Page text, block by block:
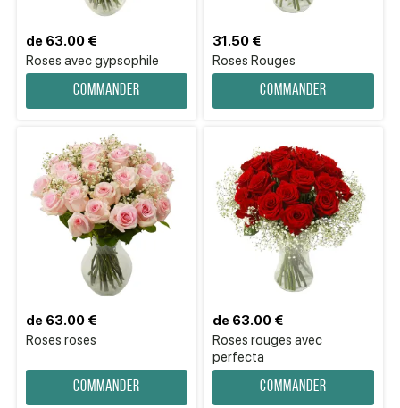
Roses avec gypsophile
de 63.00 €
Commander
Roses Rouges
31.50 €
Commander
Roses roses
de 63.00 €
Commander
Roses rouges avec
perfecta
de 63.00 €
Commander